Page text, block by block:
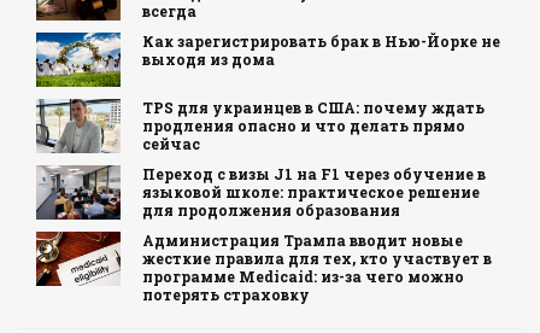
всегда
Как зарегистрировать брак в Нью-Йорке не
выходя из дома
TPS для украинцев в США: почему ждать
продления опасно и что делать прямо
сейчас
Переход с визы J1 на F1 через обучение в
языковой школе: практическое решение
для продолжения образования
Администрация Трампа вводит новые
жесткие правила для тех, кто участвует в
программе Medicaid: из-за чего можно
потерять страховку